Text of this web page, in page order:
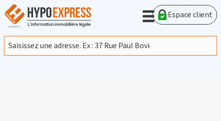
En poursuivant votre navigation sur ce site, vous acceptez
l'utilisation de cookies provenant de Google afin d'analyser le
trafic.En savoir plus
J'accepte
Espace client